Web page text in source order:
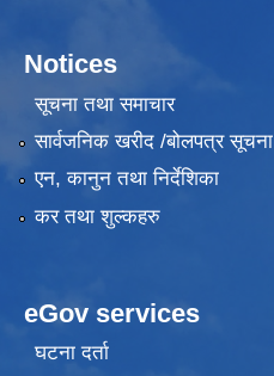
Notices
सूचना तथा समाचार
सार्वजनिक खरीद /बोलपत्र सूचना
एन, कानुन तथा निर्देशिका
कर तथा शुल्कहरु
eGov services
घटना दर्ता